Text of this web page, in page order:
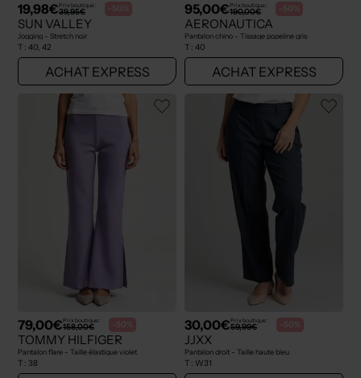
19,98€Prix boutique :
39,95€ -50%
SUN VALLEY
Jogging - Stretch noir
T : 40, 42
ACHAT EXPRESS
95,00€Prix boutique :
190,00€ -50%
AERONAUTICA
Pantalon chino - Tissage popeline gris
T : 40
ACHAT EXPRESS
79,00€Prix boutique :
158,00€ -50%
TOMMY HILFIGER
Pantalon flare - Taille élastique violet
T : 38
30,00€Prix boutique :
59,99€ -50%
JJXX
Pantalon droit - Taille haute bleu
T : W31